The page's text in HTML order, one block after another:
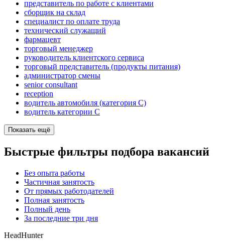
представитель по работе с клиентами
сборщик на склад
специалист по оплате труда
технический служащий
фармацевт
торговый менеджер
руководитель клиентского сервиса
торговый представитель (продукты питания)
администратор смены
senior consultant
reception
водитель автомобиля (категория C)
водитель категории C
Показать ещё
Быстрые фильтры подбора вакансий
Без опыта работы
Частичная занятость
От прямых работодателей
Полная занятость
Полный день
За последние три дня
HeadHunter